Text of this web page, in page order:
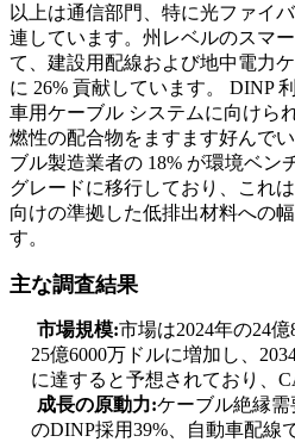
以上は通信部門、特に光ファイ
連しています。州レベルのスマ
て、建設用配線および地中電力
に 26% 貢献しています。 DINP
車用ケーブル システムに向けら
燃性の配合物をますます好んで
ブル製造業者の 18% が環境ベン
グレードに移行しており、これ
向けの準拠した低排出材料への
す。
主な調査結果
市場規模:市場は2024年の24
25億6000万ドルに増加し、
に達すると予想されており、
成長の原動力:ケーブル絶縁需
のDINP採用39%、自動車配線